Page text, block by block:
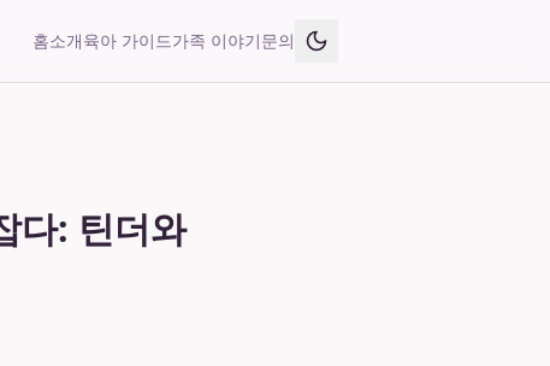
홈소개육아 가이드가족 이야기문의
다: 틴더와